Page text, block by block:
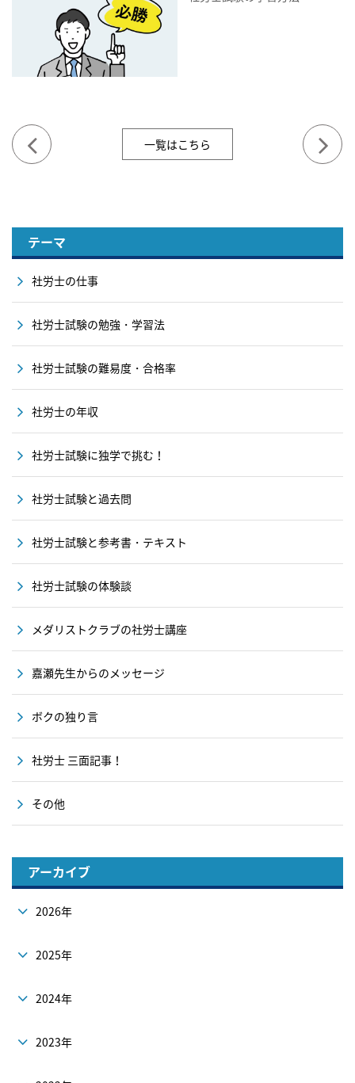
一覧はこちら
テーマ
社労士の仕事
社労士試験の勉強・学習法
社労士試験の難易度・合格率
社労士の年収
社労士試験に独学で挑む！
社労士試験と過去問
社労士試験と参考書・テキスト
社労士試験の体験談
メダリストクラブの社労士講座
嘉瀬先生からのメッセージ
ボクの独り言
社労士 三面記事！
その他
アーカイブ
2026年
2025年
2024年
2023年